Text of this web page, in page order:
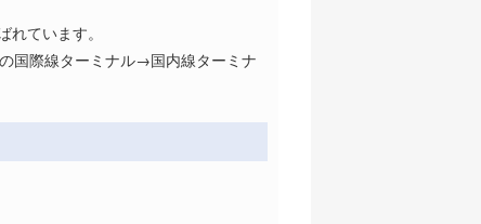
ています。
国際線ターミナル→国内線ターミナ